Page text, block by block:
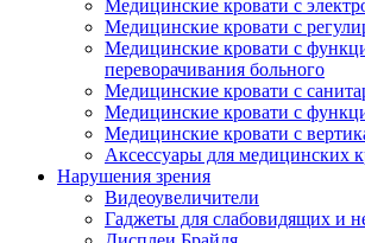
Медицинские кровати с
Медицинские кровати с
Медицинские кровати с
переворачивания больного
Медицинские кровати с
Медицинские кровати с
Медицинские кровати с
Аксессуары для медицинских
Нарушения зрения
Видеоувеличители
Гаджеты для слабовидящих и